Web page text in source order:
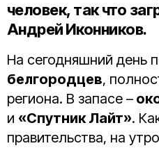
человек, так что
Андрей Иконников.
На сегодняшний день
белгородцев,
региона. В запасе –
и «Спутник Лайт».
правительства, на